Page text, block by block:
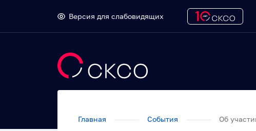
Версия для слабовидящих
Главная События Об